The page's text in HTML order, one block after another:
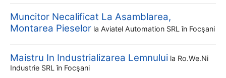
Muncitor Necalificat La Asamblarea,
Montarea Pieselor la Aviatel Automation SRL în Focşani
Maistru In Industrializarea Lemnului la Ro.we.ni
Industrie SRL în Focşani